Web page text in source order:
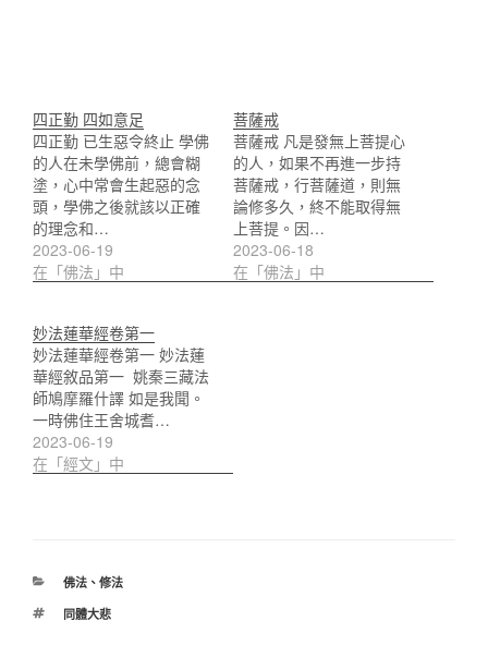
四正勤 四如意足
四正勤 已生惡令終止 學佛
的人在未學佛前，總會糊
塗，心中常會生起惡的念
頭，學佛之後就該以正確
的理念和…
2023-06-19
在「佛法」中
菩薩戒
菩薩戒 凡是發無上菩提心
的人，如果不再進一步持
菩薩戒，行菩薩道，則無
論修多久，終不能取得無
上菩提。因…
2023-06-18
在「佛法」中
妙法蓮華經卷第一
妙法蓮華經卷第一 妙法蓮
華經敘品第一 姚秦三藏法
師鳩摩羅什譯 如是我聞。
一時佛住王舍城耆…
2023-06-19
在「經文」中
分
佛法、 修法
標
同體大悲